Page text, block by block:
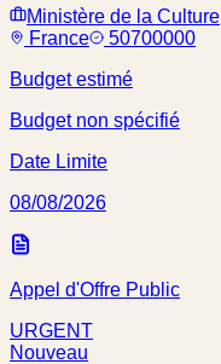
Ministère de la Culture
France
50700000
Budget estimé
Budget non spécifié
Date Limite
08/08/2026
Appel d'Offre Public
URGENT
Nouveau